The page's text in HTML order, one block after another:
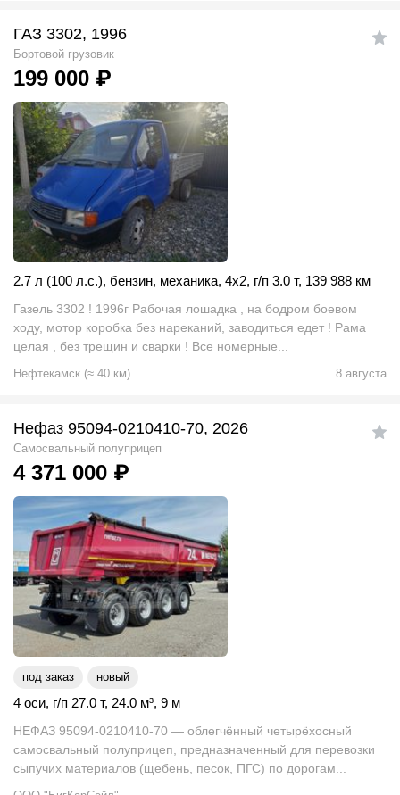
ГАЗ 3302, 1996
Бортовой грузовик
199 000 ₽
2.7 л (100 л.с.), бензин, механика, 4x2, г/п 3.0 т, 139 988 км
Газель 3302 ! 1996г Рабочая лошадка , на бодром боевом
ходу, мотор коробка без нареканий, заводиться едет ! Рама
целая , без трещин и сварки ! Все номерные...
Нефтекамск (≈ 40 км) 8 августа
Нефаз 95094-0210410-70, 2026
Самосвальный полуприцеп
4 371 000 ₽
под заказ новый
4 оси, г/п 27.0 т, 24.0 м³, 9 м
НЕФАЗ 95094-0210410-70 — облегчённый четырёхосный
самосвальный полуприцеп, предназначенный для перевозки
сыпучих материалов (щебень, песок, ПГС) по дорогам...